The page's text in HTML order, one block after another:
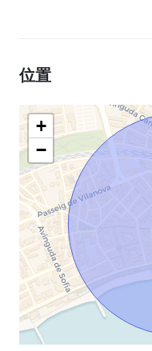
位置
+
−